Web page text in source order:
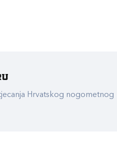
Hrvatskog nogometnog